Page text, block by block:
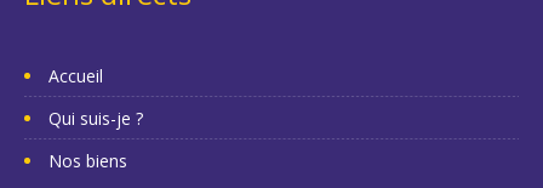
Accueil
Qui suis-je ?
Nos biens